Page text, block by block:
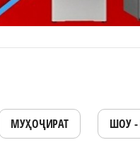
МУҲОҶИРАТ ШОУ -